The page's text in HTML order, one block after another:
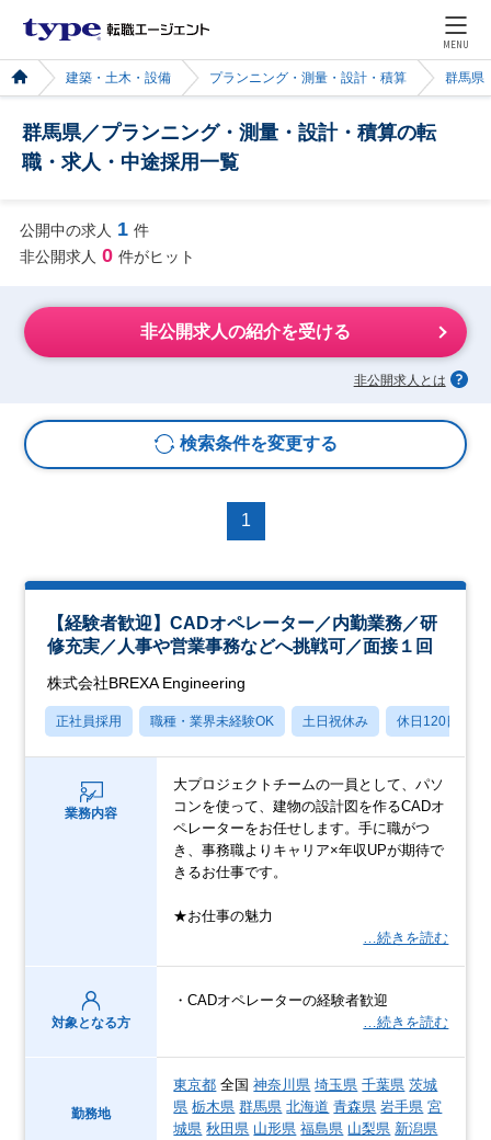
MENU
建築・土木・設備 プランニング・測量・設計・積算 群馬県
群馬県／プランニング・測量・設計・積算の転
職・求人・中途採用一覧
公開中の求人 1 件
非公開求人 0 件がヒット
非公開求人の紹介を受ける
非公開求人とは
検索条件を変更する
1
【経験者歓迎】CADオペレーター／内勤業務／研
修充実／人事や営業事務などへ挑戦可／面接１回
株式会社BREXA Engineering
正社員採用 職種・業界未経験OK 土日祝休み 休日120日以上
業務内容
大プロジェクトチームの一員として、パソ
コンを使って、建物の設計図を作るCADオ
ペレーターをお任せします。手に職がつ
き、事務職よりキャリア×年収UPが期待で
きるお仕事です。
★お仕事の魅力
…続きを読む
対象となる方
・CADオペレーターの経験者歓迎
…続きを読む
勤務地
東京都 全国神奈川県 埼玉県 千葉県 茨城
県 栃木県 群馬県 北海道 青森県 岩手県 宮
城県 秋田県 山形県 福島県 山梨県 新潟県